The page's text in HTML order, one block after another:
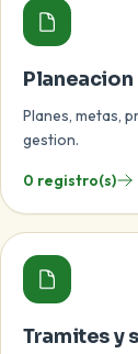
Planeacion
Planes, metas,
gestion.
0 registro(s)
Tramites y